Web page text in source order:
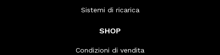
Sistemi di ricarica
SHOP
Condizioni di vendita